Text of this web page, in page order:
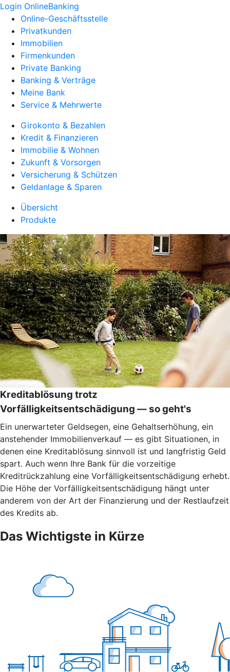
Login OnlineBanking
Online-Geschäftsstelle
Privatkunden
Immobilien
Firmenkunden
Private Banking
Banking & Verträge
Meine Bank
Service & Mehrwerte
Girokonto & Bezahlen
Kredit & Finanzieren
Immobilie & Wohnen
Zukunft & Vorsorgen
Versicherung & Schützen
Geldanlage & Sparen
Übersicht
Produkte
Kreditablösung trotz
Vorfälligkeitsentschädigung — so geht's
Ein unerwarteter Geldsegen, eine Gehaltserhöhung, ein
anstehender Immobilienverkauf — es gibt Situationen, in
denen eine Kreditablösung sinnvoll ist und langfristig Geld
spart. Auch wenn Ihre Bank für die vorzeitige
Kreditrückzahlung eine Vorfälligkeitsentschädigung erhebt.
Die Höhe der Vorfälligkeitsentschädigung hängt unter
anderem von der Art der Finanzierung und der Restlaufzeit
des Kredits ab.
Das Wichtigste in Kürze